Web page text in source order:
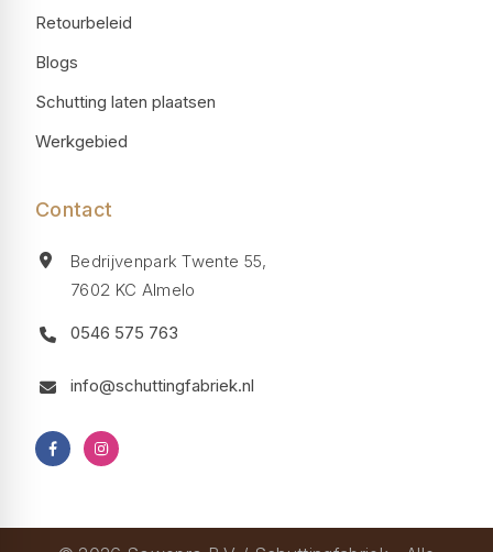
Retourbeleid
Blogs
Schutting laten plaatsen
Werkgebied
Contact
Bedrijvenpark Twente 55,
7602 KC Almelo
0546 575 763
info@schuttingfabriek.nl